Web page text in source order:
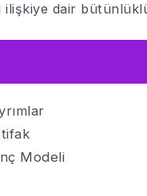
ilişkiye dair
Modeli